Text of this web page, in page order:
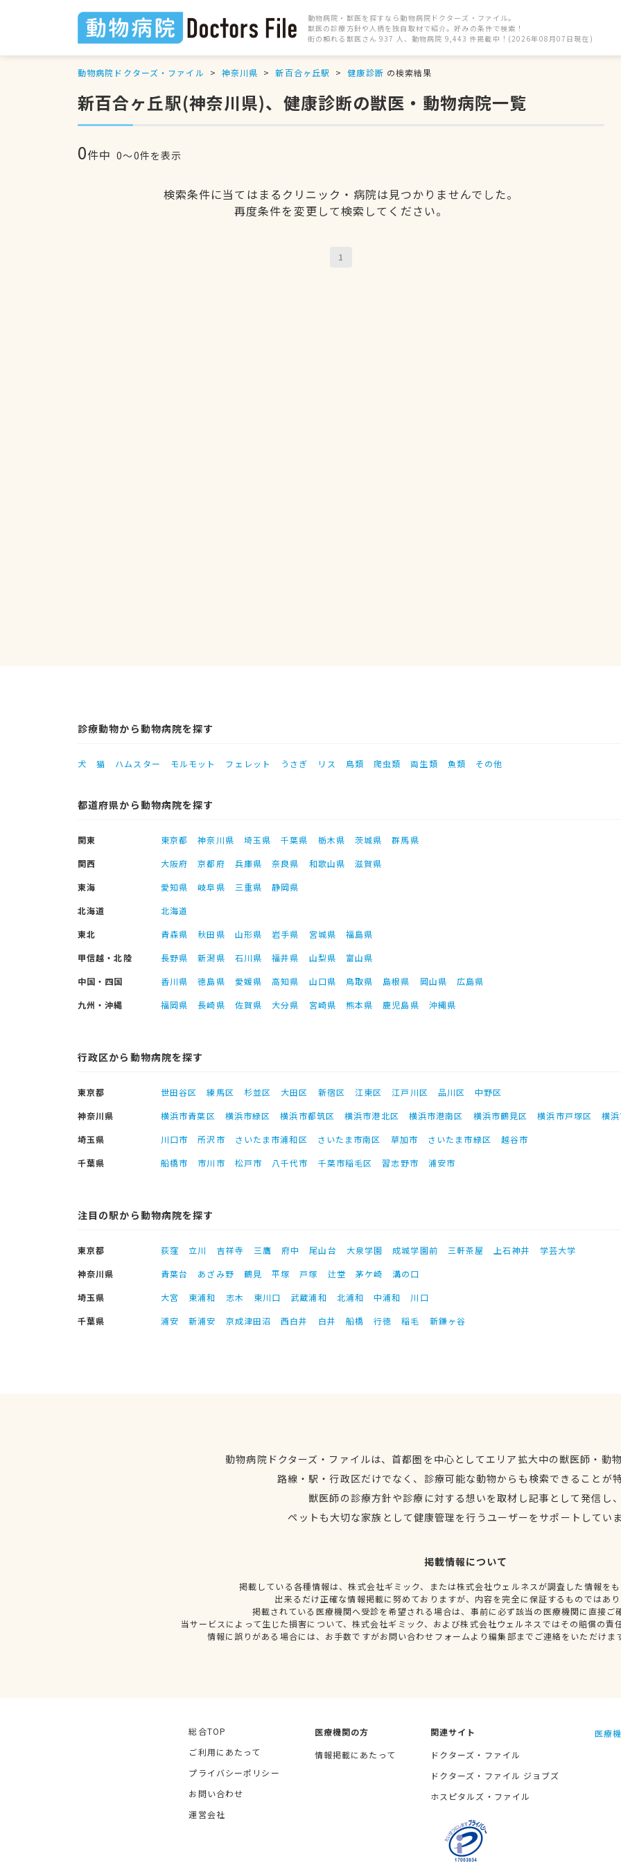
動物病院・獣医を探すなら動物病院ドクターズ・ファイル。
獣医の診療方針や人柄を独自取材で紹介。好みの条件で検索！
街の頼れる獣医さん 937 人、動物病院 9,443 件掲載中！(2026年08月07日現在)
動物病院ドクターズ・ファイル 神奈川県 新百合ヶ丘駅 健康診断 の検索結果
新百合ヶ丘駅(神奈川県)、健康診断の獣医・動物病院一覧
0件中 0〜0件を表示
検索条件に当てはまるクリニック・病院は見つかりませんでした。
再度条件を変更して検索してください。
1
診療動物から動物病院を探す
犬 猫 ハムスター モルモット フェレット うさぎ リス 鳥類 爬虫類 両生類 魚類 その他
都道府県から動物病院を探す
関東 東京都 神奈川県 埼玉県 千葉県 栃木県 茨城県
群馬県
関西
大阪府 京都府 兵庫県 奈良県 和歌山県
滋賀県
東海
愛知県 岐阜県 三重県
静岡県
北海道
北海道
東北
青森県 秋田県 山形県 岩手県 宮城県
福島県
甲信越・北陸
長野県 新潟県 石川県 福井県 山梨県
富山県
中国・四国
香川県 徳島県 愛媛県 高知県 山口県 鳥取県 島根県 岡山県
広島県
九州・沖縄
福岡県 長崎県 佐賀県 大分県 宮崎県 熊本県 鹿児島県 沖縄県
行政区から動物病院を探す
東京都 世田谷区 練馬区 杉並区 大田区 新宿区 江東区 江戸川区 品川区
中野区
神奈川県
横浜市青葉区 横浜市緑区 横浜市都筑区 横浜市港北区 横浜市港南区 横浜市鶴見区 横浜市戸塚区
横
埼玉県
川口市 所沢市 さいたま市浦和区 さいたま市南区 草加市 さいたま市緑区
越谷市
千葉県
船橋市 市川市 松戸市 八千代市 千葉市稲毛区 習志野市 浦安市
注目の駅から動物病院を探す
東京都 荻窪 立川 吉祥寺 三鷹 府中 尾山台 大泉学園 成城学園前 三軒茶屋 上石神井
学芸大学
神奈川県
青葉台 あざみ野 鶴見 平塚 戸塚 辻堂 茅ケ崎
溝の口
埼玉県
大宮 東浦和 志木 東川口 武蔵浦和 北浦和 中浦和
川口
千葉県
浦安 新浦安 京成津田沼 西白井 白井 船橋 行徳 稲毛 新鎌ヶ谷
動物病院ドクターズ・ファイルは、首都圏を中心としてエリア拡大中の獣医師・動
路線・駅・行政区だけでなく、診療可能な動物からも検索できることが
獣医師の診療方針や診療に対する想いを取材し記事として発信し
ペットも大切な家族として健康管理を行うユーザーをサポートしてい
掲載情報について
掲載している各種情報は、株式会社ギミック、または株式会社ウェルネスが調査した情報を
出来るだけ正確な情報掲載に努めておりますが、内容を完全に保証するものではあ
掲載されている医療機関へ受診を希望される場合は、事前に必ず該当の医療機関に直接ご
当サービスによって生じた損害について、株式会社ギミック、および株式会社ウェルネスではその賠償の責
情報に誤りがある場合には、お手数ですがお問い合わせフォームより編集部までご連絡をいただけま
総合TOP
ご利用にあたって
プライバシーポリシー
お問い合わせ
運営会社
医療機関の方
情報掲載にあたって
関連サイト
ドクターズ・ファイル
ドクターズ・ファイル ジョブズ
ホスピタルズ・ファイル
医療